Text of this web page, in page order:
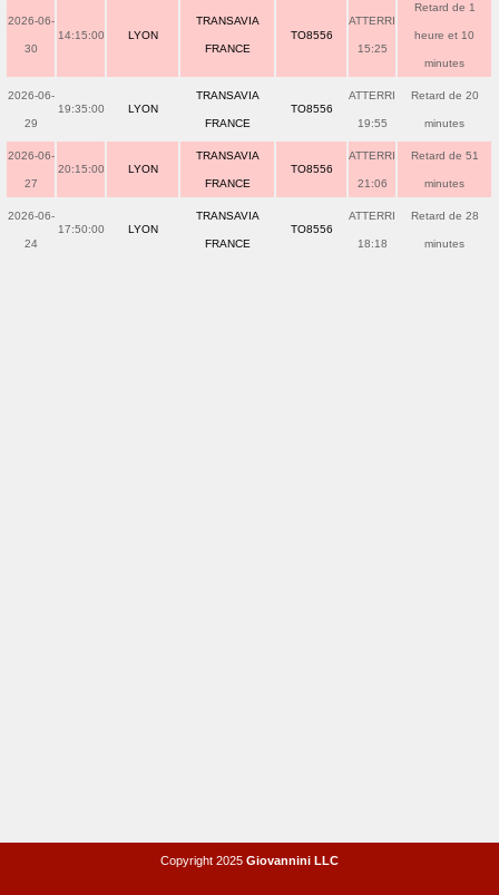
2026-06-
30
14:15:00 LYON
TRANSAVIA
FRANCE
TO8556
ATTERRI
15:25
Retard de 1
heure et 10
minutes
2026-06-
29
19:35:00 LYON
TRANSAVIA
FRANCE
TO8556
ATTERRI
19:55
Retard de 20
minutes
2026-06-
27
20:15:00 LYON
TRANSAVIA
FRANCE
TO8556
ATTERRI
21:06
Retard de 51
minutes
2026-06-
24
17:50:00 LYON
TRANSAVIA
FRANCE
TO8556
ATTERRI
18:18
Retard de 28
minutes
Copyright 2025 Giovannini LLC